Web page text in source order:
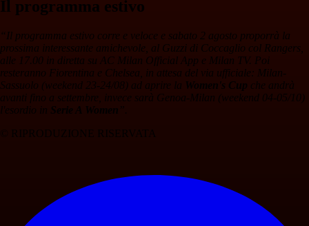
Il programma estivo
“Il programma estivo corre e veloce e sabato 2 agosto proporrà la
prossima interessante amichevole, al Guzzi di Coccaglio col Rangers,
alle 17.00 in diretta su AC Milan Official App e Milan TV. Poi
resteranno Fiorentina e Chelsea, in attesa del via ufficiale: Milan-
Sassuolo (weekend 23-24/08) ad aprire la Women's Cup che andrà
avanti fino a settembre, invece sarà Genoa-Milan (weekend 04-05/10)
l'esordio in Serie A Women ”.
© RIPRODUZIONE RISERVATA